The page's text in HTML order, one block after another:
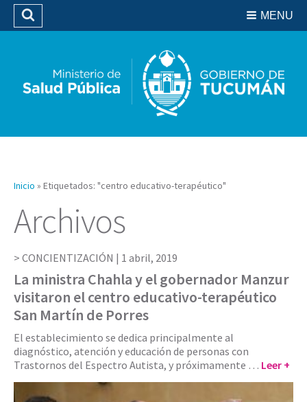
Biblioteca
MENU
Buscar
Inicio » Etiquetados: "centro educativo-terapéutico"
Archivos
CONCIENTIZACIÓN | 1 abril, 2019
La ministra Chahla y el gobernador Manzur
visitaron el centro educativo-terapéutico
San Martín de Porres
El establecimiento se dedica principalmente al
diagnóstico, atención y educación de personas con
Trastornos del Espectro Autista, y próximamente … Leer +